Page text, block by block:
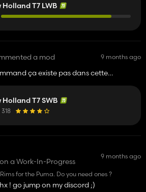
Holland T7 LWB
a mod 9 months ago
ça existe pas dans cette
Holland T7 SWB
318
a Work-In-Progress
9 months ago
for the Puma. Do you need ones ?
! go jump on my discord ;)